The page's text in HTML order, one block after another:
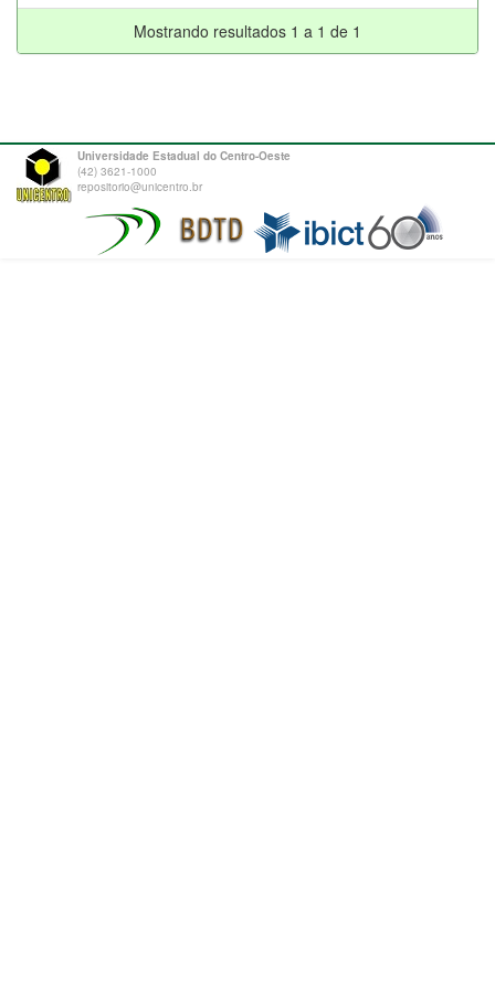
Mostrando resultados 1 a 1 de 1
Universidade Estadual do Centro-Oeste
(42) 3621-1000
repositorio@unicentro.br